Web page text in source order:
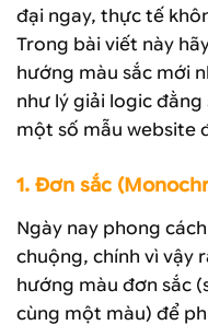
đại ngay, thực tế
Trong bài viết này
hướng màu sắc mới
như lý giải logic đằng
một số mẫu website
1. Đơn sắc
Ngày nay phong
chuộng, chính vì vậy
hướng màu đơn sắc
cùng một màu) để